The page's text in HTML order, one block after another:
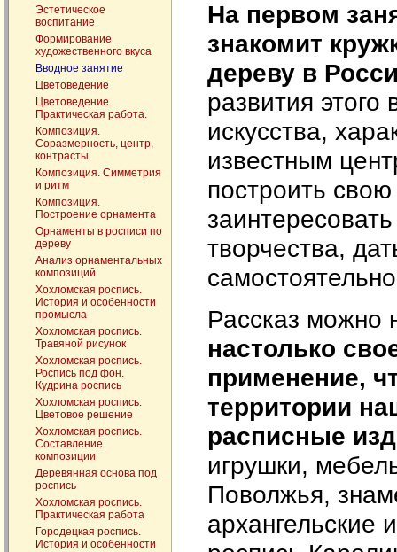
Эстетическое
воспитание
Формирование
художественного вкуса
Вводное занятие
Цветоведение
Цветоведение.
Практическая работа.
Композиция.
Соразмерность, центр,
контрасты
Композиция. Симметрия
и ритм
Композиция.
Построение орнамента
Орнаменты в росписи по
дереву
Анализ орнаментальных
композиций
Хохломская роспись.
История и особенности
промысла
Хохломская роспись.
Травяной рисунок
Хохломская роспись.
Роспись под фон.
Кудрина роспись
Хохломская роспись.
Цветовое решение
Хохломская роспись.
Составление
композиции
Деревянная основа под
роспись
Хохломская роспись.
Практическая работа
Городецкая роспись.
История и особенности
На первом
знакомит
дереву в
развития этого
искусства,
известным
построить
творчества,
Рассказ можно
настолько
применение,
территории
расписные
игрушки,
Поволжья,
архангельские